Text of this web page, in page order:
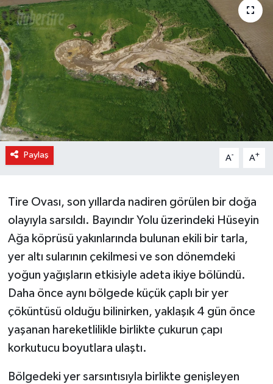
Paylaş A- A+
Tire Ovası, son yıllarda nadiren görülen bir doğa
olayıyla sarsıldı. Bayındır Yolu üzerindeki Hüseyin
Ağa köprüsü yakınlarında bulunan ekili bir tarla,
yer altı sularının çekilmesi ve son dönemdeki
yoğun yağışların etkisiyle adeta ikiye bölündü.
Daha önce aynı bölgede küçük çaplı bir yer
çöküntüsü olduğu bilinirken, yaklaşık 4 gün önce
yaşanan hareketlilikle birlikte çukurun çapı
korkutucu boyutlara ulaştı.
Bölgedeki yer sarsıntısıyla birlikte genişleyen